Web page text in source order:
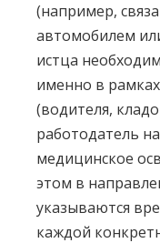
(например,
автомобилем
истца
именно в
(водителя,
работодатель
медицинское
этом в
указываются
каждой